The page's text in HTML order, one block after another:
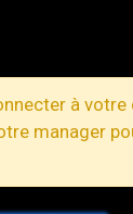
à
manager